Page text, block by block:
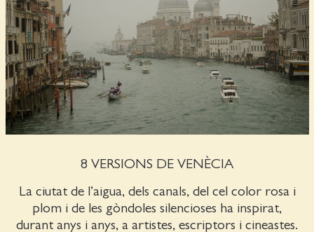
8 VERSIONS DE VENÈCIA
La ciutat de l’aigua, dels canals, del cel color rosa i
plom i de les gòndoles silencioses ha inspirat,
durant anys i anys, a artistes, escriptors i cineastes.